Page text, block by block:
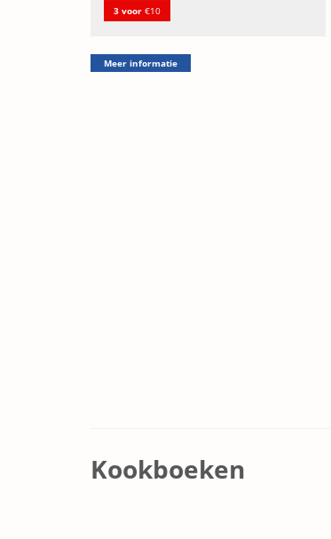
3 voor €10
Meer informatie
Kookboeken